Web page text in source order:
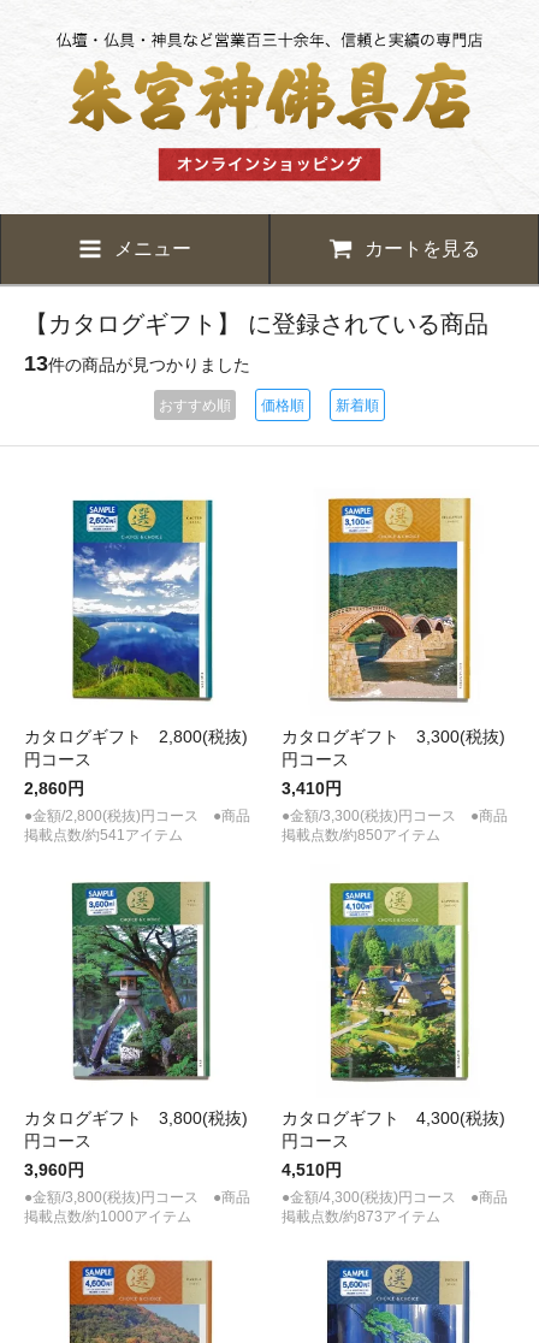
メニュー カートを見る
【カタログギフト】 に登録されている商品
13件の商品が見つかりました
おすすめ順 価格順 新着順
カタログギフト 2,800(税抜)
円コース
2,860円
●金額/2,800(税抜)円コース ●商品
掲載点数/約541アイテム
カタログギフト 3,300(税抜)
円コース
3,410円
●金額/3,300(税抜)円コース ●商品
掲載点数/約850アイテム
カタログギフト 3,800(税抜)
円コース
3,960円
●金額/3,800(税抜)円コース ●商品
掲載点数/約1000アイテム
カタログギフト 4,300(税抜)
円コース
4,510円
●金額/4,300(税抜)円コース ●商品
掲載点数/約873アイテム